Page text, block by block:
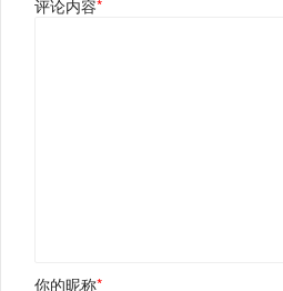
评论内容*
你的昵称*